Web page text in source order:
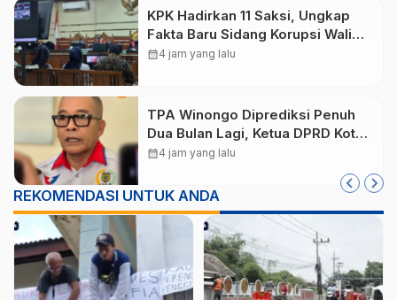
KPK Hadirkan 11 Saksi, Ungkap
Fakta Baru Sidang Korupsi Wali
Kota Madiun Nonaktif Maidi
calendar_month4 jam yang lalu
TPA Winongo Diprediksi Penuh
Dua Bulan Lagi, Ketua DPRD Kota
Madiun Desak Pemkot Percepat
calendar_month4 jam yang lalu
REKOMENDASI UNTUK ANDA